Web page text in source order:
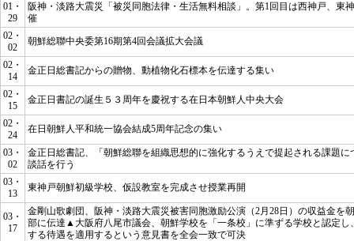
01・
29
阪神・淡路大震災「被災同胞法律・生活無料相談」。第1回目は西神戸、東
催
02・
02
朝鮮総聯中央委第16期第4回会議拡大会議
02・
14
金正日総書記からの贈物、動植物化石標本を伝達する集い
02・
15
金正日書記の誕生５３周年を慶祝する在日本朝鮮人中央大会
02・
24
在日朝鮮人平和統一協会結成5周年記念の集い
03・
02
金正日総書記、
「朝鮮総聯を組織思想的に強化するうえで提起される課題に
談話を行う
03・
13
東神戸朝鮮初級学校、仮設教室を完成させ授業再開
03・
17
金剛山歌劇団、阪神・淡路大震災被害同胞激励公演（2月28日）の収益金を
部に伝達▲大阪府八尾市議会、朝鮮学校を「一条校」に準ずる学校と認定し
する待遇を適用するという意見書を全会一致で可決